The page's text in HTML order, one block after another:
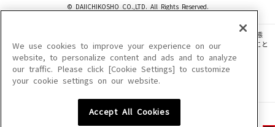
© DAIICHIKOSHO CO.,LTD. All Rights Reserved.
このサイトに掲載されている一切の文章・画像・写真・動画・音声等を、手段や形態
を問わず、著作権法の定める範囲を超えて無断で複製、転載、ファイル化などすること
を禁じます。
楽曲及びコンテンツは、機種によりご利用いただけない場合があります。
楽曲及びコンテンツの配信日、配信内容が変更になる場合があります。
We use cookies to improve your experience on our
website, to personalize content and ads and to analyze
our traffic. Please click [Cookie Settings] to customize
your cookie settings on our website.
Accept All Cookies